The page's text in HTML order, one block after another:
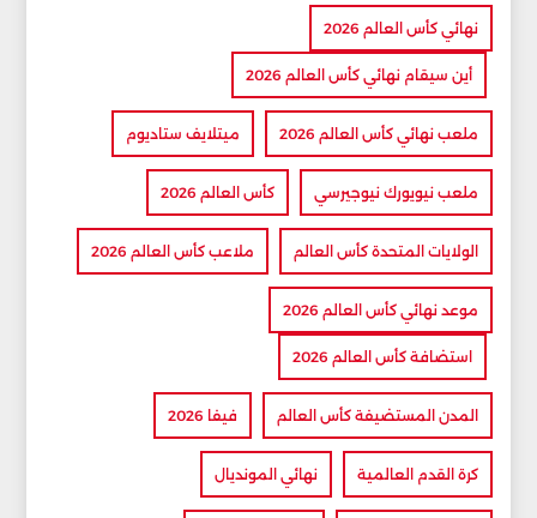
نهائي كأس العالم 2026
أين سيقام نهائي كأس العالم 2026
ملعب نهائي كأس العالم 2026 ميتلايف ستاديوم
ملعب نيويورك نيوجيرسي كأس العالم 2026
الولايات المتحدة كأس العالم ملاعب كأس العالم 2026
موعد نهائي كأس العالم 2026
استضافة كأس العالم 2026
المدن المستضيفة كأس العالم فيفا 2026
كرة القدم العالمية نهائي المونديال